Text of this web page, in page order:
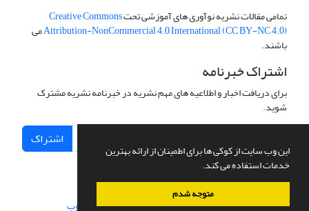
این وب سایت از کوکی ها برای اطمینان از ارائه بهترین
خدمات استفاده می کند.
متوجه شدم
تمامی مقالات نشریه نوآوری های آموزشی تحتCreative Commons
Attribution-NonCommercial 4.0 International (CC BY-NC 4.0)می
باشند.
اشتراک خبرنامه
برای دریافت اخبار و اطلاعیه های مهم نشریه در خبرنامه نشریه مشترک
شوید.
اشتراک
سامانه مدیریت نشریات علمی.طراحی و پیاده سازی از سیناوب